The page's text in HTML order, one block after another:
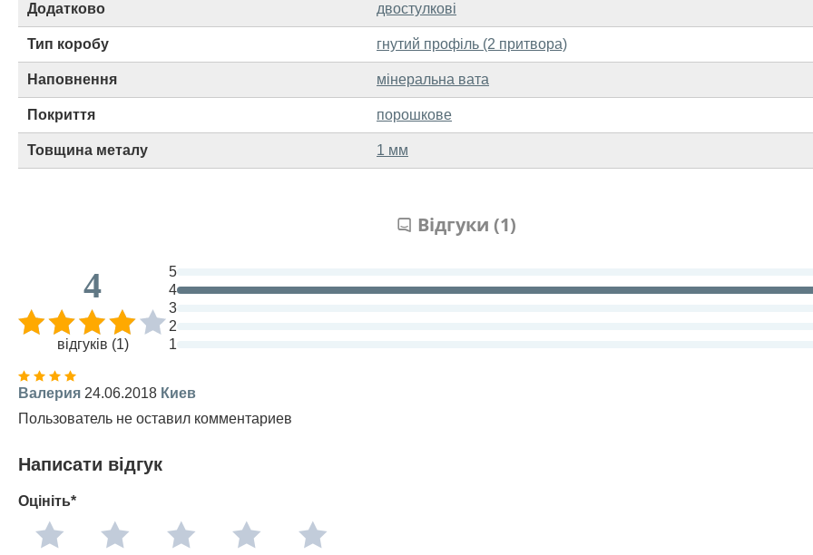
Додатково двостулкові
Тип коробу гнутий профіль (2 притвора)
Наповнення мінеральна вата
Покриття порошкове
Товщина металу 1 мм
Відгуки (1)
4
відгуків (1)
5
4
3
2
1
Валерия 24.06.2018 Киев
Пользователь не оставил комментариев
Написати відгук
Оцініть*